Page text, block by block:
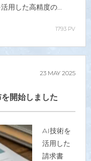
用した高精度の...
1793 PV
23 MAY 2025
開始しました
AI技術を
活用した
請求書